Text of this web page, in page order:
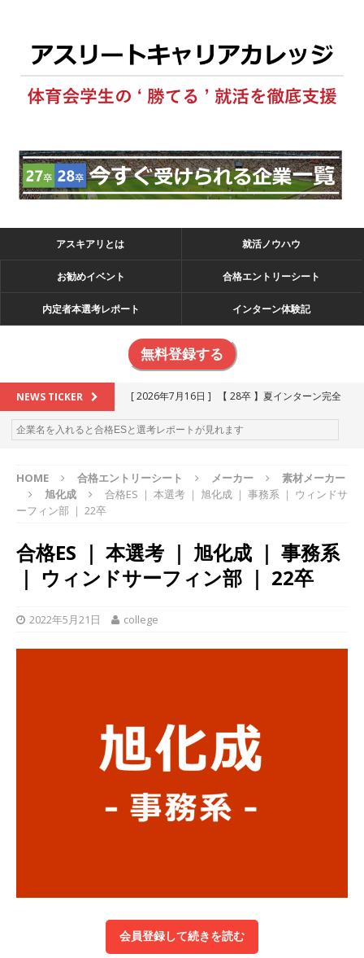
アスキアリとは 就活ノウハウ
お勧めイベント 合格エントリーシート
内定者本選考レポート インターン体験記
無料登録する
NEWS TICKER [ 2026年7月16日 ]
【 28卒 】夏インターン完全
攻略セミナー ｜ 予約フォーム
お勧めイベン
[ 2026年6月13日 ] ≪ 27卒 ≫アスキヤリ個人相
る優良企業一覧（26社）
体育会積極採用企業
[ 2026年5月16日 ]
【 2028卒 】 今すぐ受けられ
る優良企業一覧（18社）
メーカー ｜ 9期連続の最高益・11期連続の10%
以上営業増益を達成 ｜ プライム上場 ｜ カプコン
[ 2026年5月15日 ] 【 28卒 ｜ 早期選考直結型の
体育会積極採用企業
【 28卒 ｜ インターンシップ
HOME 合格エントリーシート メーカー
素材メーカー
旭化成
合格ES ｜ 本選考 ｜ 旭化成 ｜ 事務系 ｜ ウィンドサ
ーフィン部 ｜ 22卒
合格ES ｜ 本選考 ｜ 旭化成 ｜ 事務系
｜ ウィンドサーフィン部 ｜ 22卒
2022年5月21日 college
会員登録して続きを読む